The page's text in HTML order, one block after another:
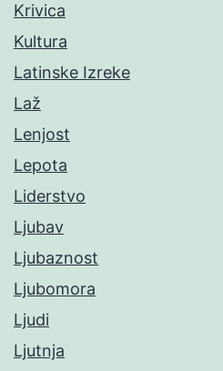
Krivica
Kultura
Latinske Izreke
Laž
Lenjost
Lepota
Liderstvo
Ljubav
Ljubaznost
Ljubomora
Ljudi
Ljutnja